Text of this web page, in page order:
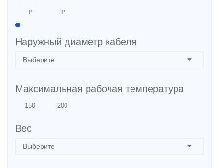
Наружный диаметр кабеля
Максимальная рабочая температура
Вес